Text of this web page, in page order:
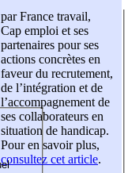
par France travail,
Cap emploi et ses
partenaires pour ses
actions concrètes en
faveur du recrutement,
de l’intégration et de
l’accompagnement de
ses collaborateurs en
situation de handicap.
Pour en savoir plus,
consultez cet article.